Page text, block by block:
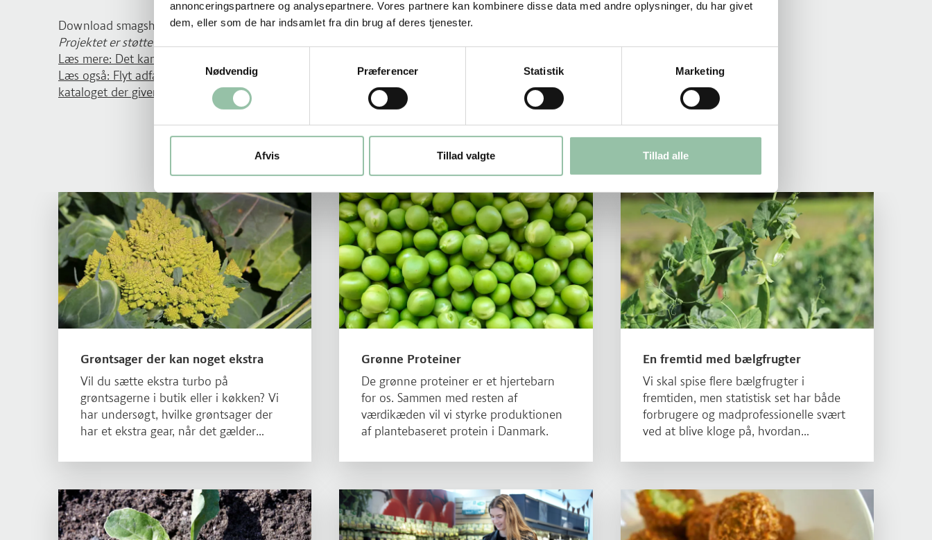
annonceringspartnere og analysepartnere. Vores partnere kan kombinere disse data med andre oplysninger, du har givet
dem, eller som de har indsamlet fra din brug af deres tjenester.
Samtykkevalg
Nødvendig
Præferencer Statistik Marketing
Afvis Tillad valgte Tillad alle
Download smagshjulet
Projektet er støttet af Fonden for økologisk landbrug
Læs mere: Det kan du kommunikere om grøntsager
Læs også: Flyt adfærd og få økonomi i det grønne – her kan du downloade nudging
kataloget der giver dig 10 tips til foodservice og detail.
Læs mere om Grøntsager der kan noget ekstra
Grøntsager der kan noget ekstra
Vil du sætte ekstra turbo på
grøntsagerne i butik eller i køkken? Vi
har undersøgt, hvilke grøntsager der
har et ekstra gear, når det gælder
Læs mere om Grønne Proteiner
Grønne Proteiner
De grønne proteiner er et hjertebarn
for os. Sammen med resten af
værdikæden vil vi styrke produktionen
af plantebaseret protein i Danmark.
Læs mere om En fremtid med bælgfrugter
En fremtid med bælgfrugter
Vi skal spise flere bælgfrugter i
fremtiden, men statistisk set har både
forbrugere og madprofessionelle svært
ved at blive kloge på, hvordan
tilberedes for at skabe smag. Derfor
Fødevarer vise fagfolk og forbrugere, at
det er nemmere end man tror at lave
mad med bælgfrugter.
Læs mere om Planterne kommer Læs mere om Vejen til mersalg af frugt og grønt Læs mere om Planter i produkter